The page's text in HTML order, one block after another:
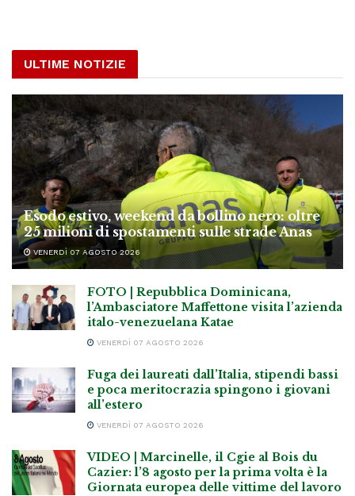
ULTIME NOTIZIE
Esodo estivo, weekend da bollino nero: oltre
25 milioni di spostamenti sulle strade Anas
VENERDÌ 07 AGOSTO 2026
FOTO | Repubblica Dominicana,
l’Ambasciatore Maffettone visita l’azienda
italo-venezuelana Katae
VENERDÌ 07 AGOSTO 2026
Fuga dei laureati dall’Italia, stipendi bassi
e poca meritocrazia spingono i giovani
all’estero
VENERDÌ 07 AGOSTO 2026
VIDEO | Marcinelle, il Cgie al Bois du
Cazier: l’8 agosto per la prima volta è la
Giornata europea delle vittime del lavoro